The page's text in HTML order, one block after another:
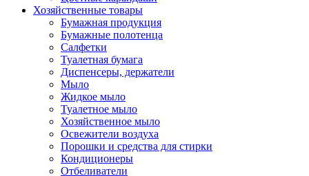
Хозяйственные товары
Бумажная продукция
Бумажные полотенца
Салфетки
Туалетная бумага
Диспенсеры, держатели
Мыло
Жидкое мыло
Туалетное мыло
Хозяйственное мыло
Освежители воздуха
Порошки и средства для стирки
Кондиционеры
Отбеливатели